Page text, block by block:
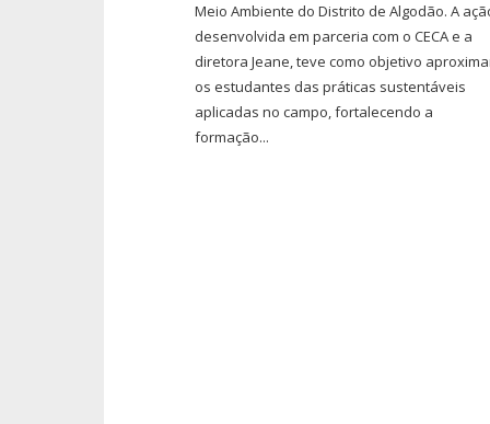
Meio Ambiente do Distrito de Algodão. A
desenvolvida em parceria com o CECA e a
diretora Jeane, teve como objetivo
os estudantes das práticas sustentáveis
aplicadas no campo, fortalecendo a
formação...